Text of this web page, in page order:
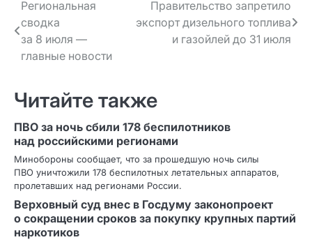
Навигация
по записям
Региональная
сводка
за 8 июля —
главные новости
Правительство запретило
экспорт дизельного топлива
и газойлей до 31 июля
Читайте также
ПВО за ночь сбили 178 беспилотников
над российскими регионами
Минобороны сообщает, что за прошедшую ночь силы
ПВО уничтожили 178 беспилотных летательных аппаратов,
пролетавших над регионами России.
Верховный суд внес в Госдуму законопроект
о сокращении сроков за покупку крупных партий
наркотиков